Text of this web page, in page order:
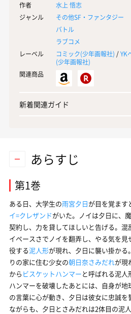
作者
水上 悟志
ジャンル
その他SF・ファンタジー
バトル
ラブコメ
レーベル
コミック(少年画報社) /YK
(少年画報社)
関連商品
新着関連ガイド
あらすじ
第1巻
ある日、大学生の雨宮夕日が目を覚ます
イ=クレザンドがいた。ノイは夕日に、
契約し、力を貸してほしいと告げる。
イペースさでノイを翻弄し、やる気を
役する泥人形が現れ、夕日に襲い掛か
りの家に住む少女の朝日奈さみだれが現
から ビスケットハンマーと呼ばれる泥人
ハンマーを破壊したあとには、自身が
の言葉に心が動き、夕日は彼女に忠誠を
ながらも、夕日とさみだれは2体目の泥